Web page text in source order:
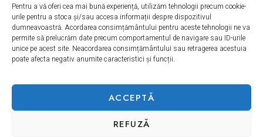
Pentru a vă oferi cea mai bună experiență, utilizăm tehnologii precum cookie-
urile pentru a stoca și/sau accesa informații despre dispozitivul
dumneavoastră. Acordarea consimțământului pentru aceste tehnologii ne va
permite să prelucrăm date precum comportamentul de navigare sau ID-urile
unice pe acest site. Neacordarea consimțământului sau retragerea acestuia
poate afecta negativ anumite caracteristici și funcții.
ACCEPTĂ
REFUZĂ
INFORMAȚII
Cum cumpăr
Politică de Confidențialitate